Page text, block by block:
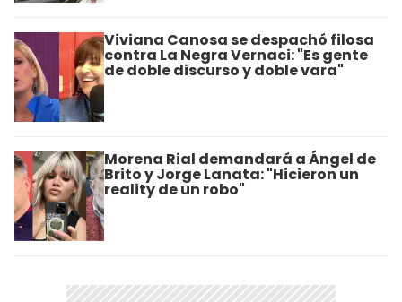
Viviana Canosa se despachó filosa
contra La Negra Vernaci: "Es gente
de doble discurso y doble vara"
Morena Rial demandará a Ángel de
Brito y Jorge Lanata: "Hicieron un
reality de un robo"